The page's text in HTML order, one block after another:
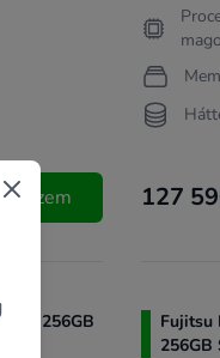
teszem 127
/ 256GB
Fujitsu